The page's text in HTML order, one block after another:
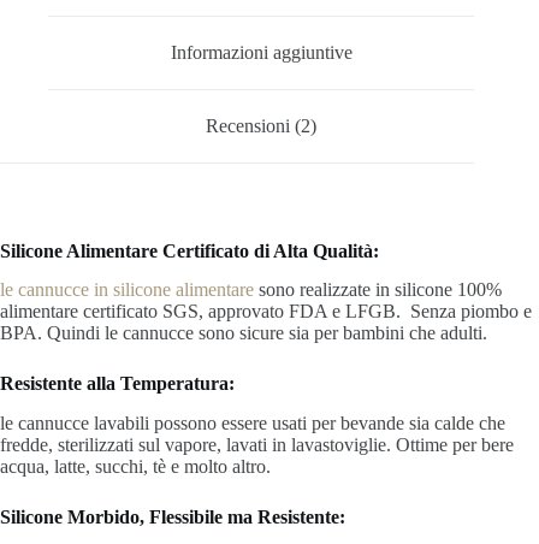
Informazioni aggiuntive
Recensioni (2)
Silicone Alimentare Certificato di Alta Qualità:
le cannucce in silicone alimentare sono realizzate in silicone 100%
alimentare certificato SGS, approvato FDA e LFGB. Senza piombo e
BPA. Quindi le cannucce sono sicure sia per bambini che adulti.
Resistente alla Temperatura:
le cannucce lavabili possono essere usati per bevande sia calde che
fredde, sterilizzati sul vapore, lavati in lavastoviglie. Ottime per bere
acqua, latte, succhi, tè e molto altro.
Silicone Morbido, Flessibile ma Resistente: